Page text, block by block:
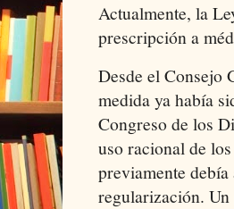
Actualmente, la
prescripción a
Desde el Consejo
medida ya había
Congreso de los
uso racional de
previamente
regularización. Un